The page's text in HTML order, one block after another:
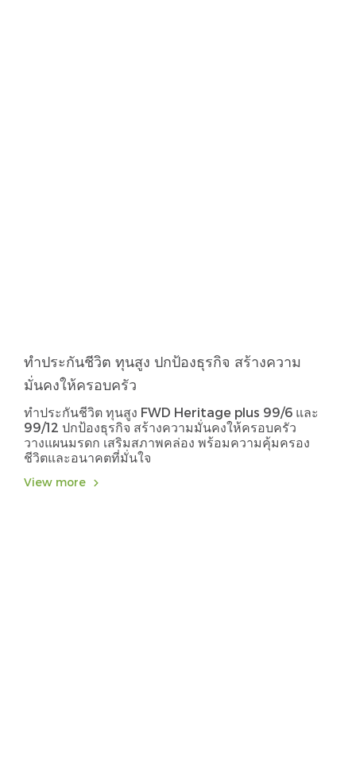
ทำประกันชีวิต ทุนสูง ปกป้องธุรกิจ สร้างความ
มั่นคงให้ครอบครัว
ทำประกันชีวิต ทุนสูง FWD Heritage plus 99/6 และ
99/12 ปกป้องธุรกิจ สร้างความมั่นคงให้ครอบครัว
วางแผนมรดก เสริมสภาพคล่อง พร้อมความคุ้มครอง
ชีวิตและอนาคตที่มั่นใจ
View more